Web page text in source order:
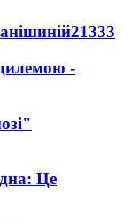
21333
-
Це